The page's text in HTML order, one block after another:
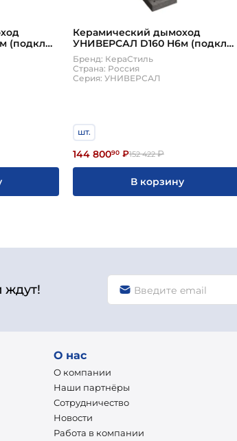
(подкл
Керамический дымоход
УНИВЕРСАЛ D160 H6м (подкл
45, верхний комплект)
КераСтиль
Бренд: КераСтиль
Страна: Россия
Серия: УНИВЕРСАЛ
шт.
144 80090 ₽152 422₽
В корзину
ждут!
О нас
О компании
Наши партнёры
Сотрудничество
Новости
Работа в компании